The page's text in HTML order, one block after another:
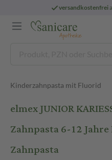
versandkostenfrei
Kinderzahnpasta mit Fluorid
elmex JUNIOR
Zahnpasta 6-12
Zahnpasta